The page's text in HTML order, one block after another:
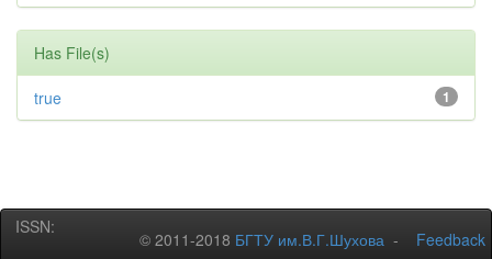
Has File(s)
1
true
ISSN:
© 2011-2018 БГТУ им.В.Г.Шухова - Feedback